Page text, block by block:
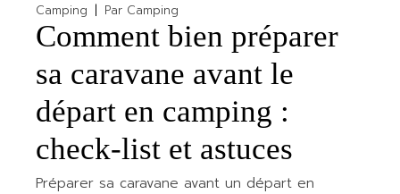
Camping Par Camping
Comment bien préparer
sa caravane avant le
départ en camping :
check-list et astuces
Préparer sa caravane avant un départ en